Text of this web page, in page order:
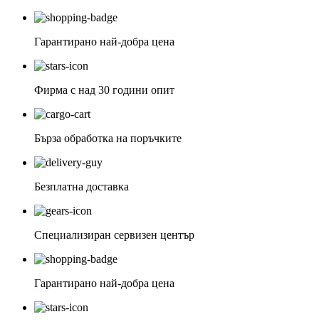
Гарантирано най-добра цена
Фирма с над 30 години опит
Бърза обработка на поръчките
Безплатна доставка
Специализиран сервизен център
Гарантирано най-добра цена